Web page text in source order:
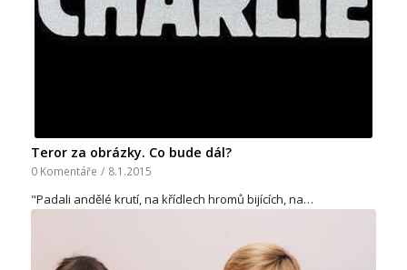
Teror za obrázky. Co bude dál?
0 Komentáře / 8.1.2015
"Padali andělé krutí, na křídlech hromů bijících, na…